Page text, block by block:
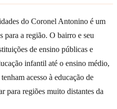
do Coronel Antonino é um
para a região. O bairro e seu
de ensino públicas e
infantil até o ensino médio,
acesso à educação de
para regiões muito distantes da